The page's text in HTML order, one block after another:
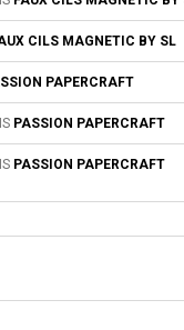
CILS MAGNETIC BY SL
PAPERCRAFT
PASSION PAPERCRAFT
PASSION PAPERCRAFT